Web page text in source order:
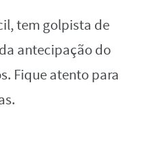
tem golpista de
antecipação do
Fique atento para